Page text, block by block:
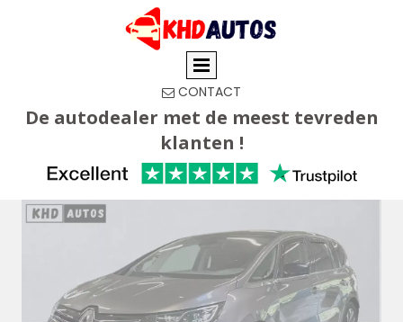
 CONTACT
De autodealer met de meest tevreden
klanten !